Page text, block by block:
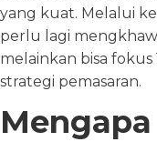
yang kuat. Melalui
perlu lagi
melainkan bisa
strategi pemasaran.